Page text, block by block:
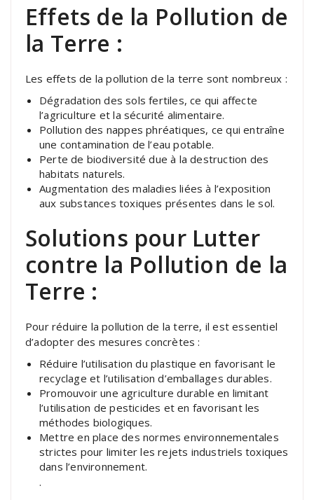
Effets de la Pollution de
la Terre :
Les effets de la pollution de la terre sont nombreux :
Dégradation des sols fertiles, ce qui affecte
l’agriculture et la sécurité alimentaire.
Pollution des nappes phréatiques, ce qui entraîne
une contamination de l’eau potable.
Perte de biodiversité due à la destruction des
habitats naturels.
Augmentation des maladies liées à l’exposition
aux substances toxiques présentes dans le sol.
Solutions pour Lutter
contre la Pollution de la
Terre :
Pour réduire la pollution de la terre, il est essentiel
d’adopter des mesures concrètes :
Réduire l’utilisation du plastique en favorisant le
recyclage et l’utilisation d’emballages durables.
Promouvoir une agriculture durable en limitant
l’utilisation de pesticides et en favorisant les
méthodes biologiques.
Mettre en place des normes environnementales
strictes pour limiter les rejets industriels toxiques
dans l’environnement.
.